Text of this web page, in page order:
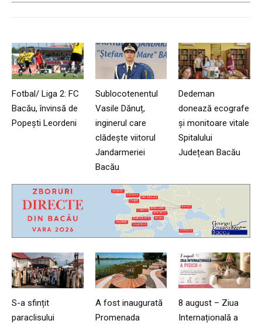
Fotbal/ Liga 2: FC
Bacău, învinsă de
Popești Leordeni
Sublocotenentul
Vasile Dănuț,
inginerul care
clădește viitorul
Jandarmeriei
Bacău
Dedeman
donează ecografe
și monitoare vitale
Spitalului
Județean Bacău
S-a sfințit
paraclisului
A fost inaugurată
Promenada
8 august – Ziua
Internațională a